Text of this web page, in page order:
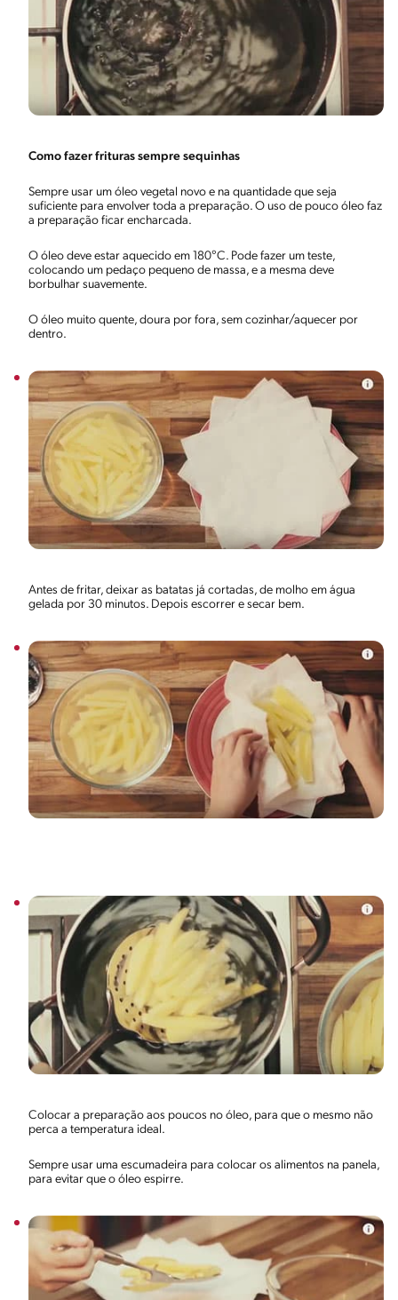
Como fazer frituras sempre sequinhas
Sempre usar um óleo vegetal novo e na quantidade que seja
suficiente para envolver toda a preparação. O uso de pouco óleo faz
a preparação ficar encharcada.
O óleo deve estar aquecido em 180°C. Pode fazer um teste,
colocando um pedaço pequeno de massa, e a mesma deve
borbulhar suavemente.
O óleo muito quente, doura por fora, sem cozinhar/aquecer por
dentro.
Antes de fritar, deixar as batatas já cortadas, de molho em água
gelada por 30 minutos. Depois escorrer e secar bem.
Colocar a preparação aos poucos no óleo, para que o mesmo não
perca a temperatura ideal.
Sempre usar uma escumadeira para colocar os alimentos na panela,
para evitar que o óleo espirre.